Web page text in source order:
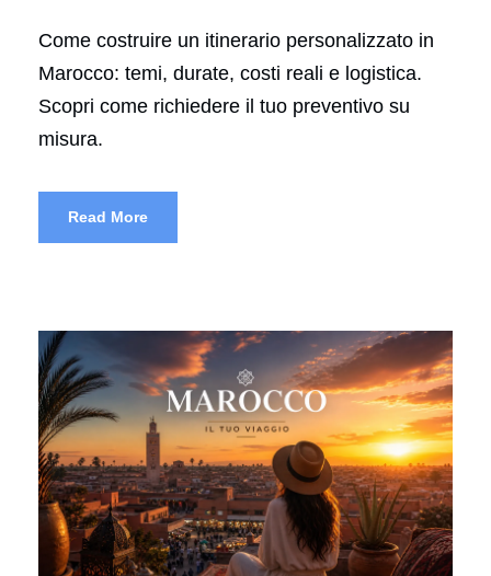
Come costruire un itinerario personalizzato in
Marocco: temi, durate, costi reali e logistica.
Scopri come richiedere il tuo preventivo su
misura.
Read More